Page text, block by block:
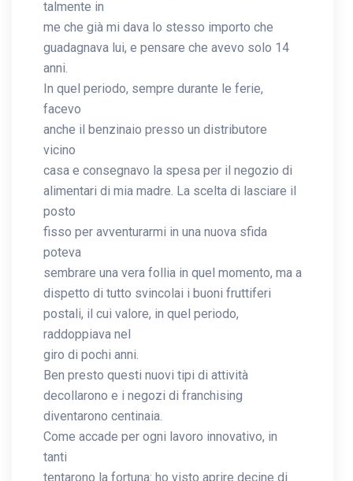
talmente in
me che già mi dava lo stesso importo che
guadagnava lui, e pensare che avevo solo 14
anni.
In quel periodo, sempre durante le ferie,
facevo
anche il benzinaio presso un distributore
vicino
casa e consegnavo la spesa per il negozio di
alimentari di mia madre. La scelta di lasciare il
posto
fisso per avventurarmi in una nuova sfida
poteva
sembrare una vera follia in quel momento, ma a
dispetto di tutto svincolai i buoni fruttiferi
postali, il cui valore, in quel periodo,
raddoppiava nel
giro di pochi anni.
Ben presto questi nuovi tipi di attività
decollarono e i negozi di franchising
diventarono centinaia.
Come accade per ogni lavoro innovativo, in
tanti
tentarono la fortuna: ho visto aprire decine di